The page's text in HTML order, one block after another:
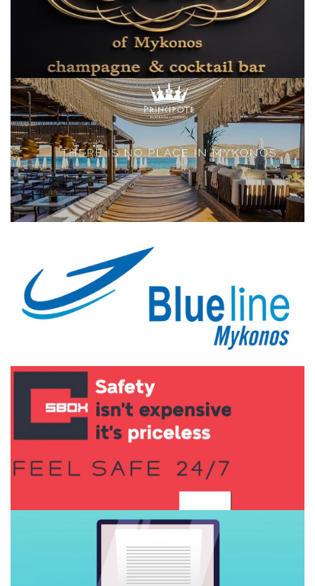
Local Elections 2023
Elections 2023
Γλώσσα
Ελληνικά English